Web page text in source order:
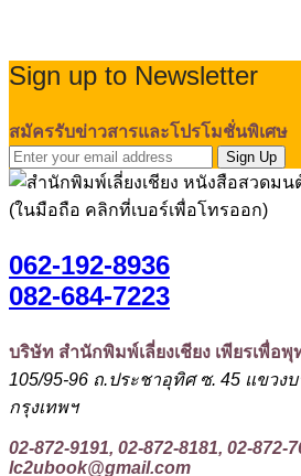
Sign up to Newsletter
สมัครรับข่าวสารและโปรโมชั่นพิเศษ
Sign Up
(ในมือถือ คลิกที่เบอร์เพื่อโทรออก)
062-192-8936
082-684-7223
บริษัท สำนักพิมพ์เลี่ยงเชียง เพียรเพื่อ
105/95-96 ถ.ประชาอุทิศ ซ. 45 แขวง
กรุงเทพฯ
02-872-9191, 02-872-8181, 02-872-
lc2ubook@gmail.com